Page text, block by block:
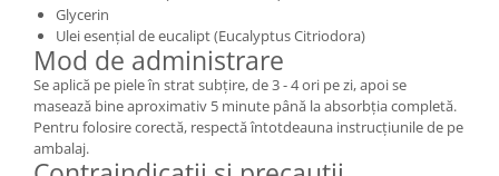
Glycerin
Ulei esențial de eucalipt (Eucalyptus Citriodora)
Mod de administrare
Se aplică pe piele în strat subțire, de 3 - 4 ori pe zi, apoi se
masează bine aproximativ 5 minute până la absorbția completă.
Pentru folosire corectă, respectă întotdeauna instrucțiunile de pe
ambalaj.